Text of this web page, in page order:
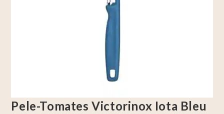
Pele-Tomates Victorinox Iota Bleu